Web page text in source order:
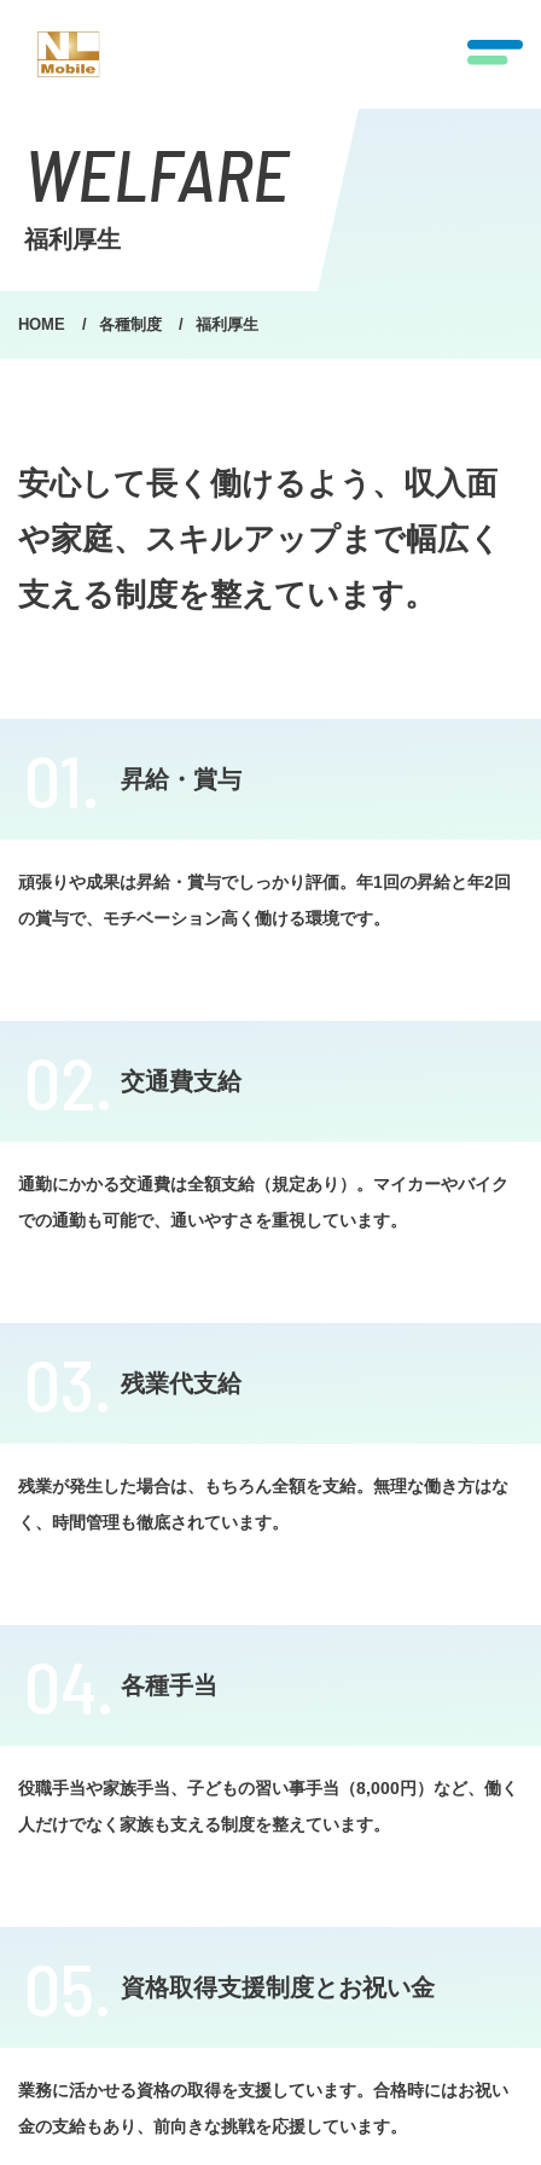
WELFARE
福利厚生
HOME 各種制度 福利厚生
安心して長く働けるよう、収入面
や家庭、スキルアップまで幅広く
支える制度を整えています。
01. 昇給・賞与
頑張りや成果は昇給・賞与でしっかり評価。年1回の昇給と年2回
の賞与で、モチベーション高く働ける環境です。
02. 交通費支給
通勤にかかる交通費は全額支給（規定あり）。マイカーやバイク
での通勤も可能で、通いやすさを重視しています。
03. 残業代支給
残業が発生した場合は、もちろん全額を支給。無理な働き方はな
く、時間管理も徹底されています。
04. 各種手当
役職手当や家族手当、子どもの習い事手当（8,000円）など、働く
人だけでなく家族も支える制度を整えています。
05. 資格取得支援制度とお祝い金
業務に活かせる資格の取得を支援しています。合格時にはお祝い
金の支給もあり、前向きな挑戦を応援しています。